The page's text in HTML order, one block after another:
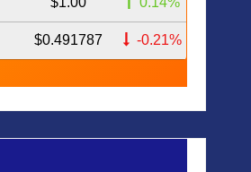
$0.491787 -0.21%